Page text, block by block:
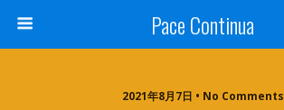
Pace Continua
2021年8月7日 • No Comments